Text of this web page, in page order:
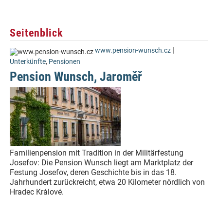
Seitenblick
www.pension-wunsch.cz |
Unterkünfte, Pensionen
Pension Wunsch, Jaroměř
Familienpension mit Tradition in der Militärfestung
Josefov: Die Pension Wunsch liegt am Marktplatz der
Festung Josefov, deren Geschichte bis in das 18.
Jahrhundert zurückreicht, etwa 20 Kilometer nördlich von
Hradec Králové.